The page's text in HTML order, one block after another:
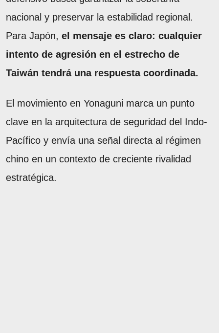
nacional y preservar la estabilidad regional.
Para Japón, el mensaje es claro: cualquier
intento de agresión en el estrecho de
Taiwán tendrá una respuesta coordinada.
El movimiento en Yonaguni marca un punto
clave en la arquitectura de seguridad del Indo-
Pacífico y envía una señal directa al régimen
chino en un contexto de creciente rivalidad
estratégica.